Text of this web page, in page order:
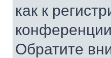
как к
Обратите